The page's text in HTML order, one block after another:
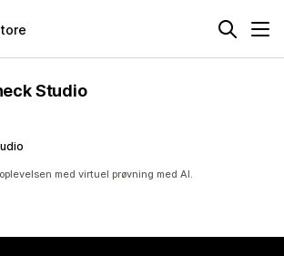
Studio
med virtuel prøvning med AI.